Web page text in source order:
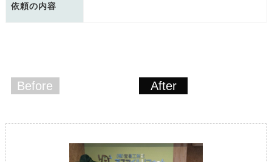
依頼の内容
Before After